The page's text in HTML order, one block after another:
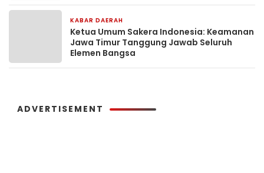
KABAR DAERAH
Ketua Umum Sakera Indonesia: Keamanan
Jawa Timur Tanggung Jawab Seluruh
Elemen Bangsa
ADVERTISEMENT